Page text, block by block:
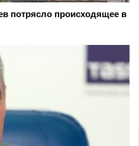
потрясло происходящее в